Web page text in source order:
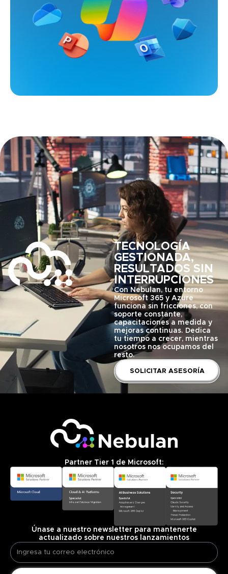
TECNOLOGÍA
GESTIONADA,
RESULTADOS SIN
INTERRUPCIONES
Con Nebulan, tu entorno
Microsoft 365 y Azure
funciona sin fricciones, con
soporte constante,
capacitaciones a medida y
mejoras continuas. Dedica
tu tiempo a crecer, mientras
nosotros nos ocupamos del
resto.
SOLICITAR ASESORÍA
Partner Tier 1 de Microsoft:
Únase a nuestro newsletter para mantenerte
actualizado sobre nuestros lanzamientos